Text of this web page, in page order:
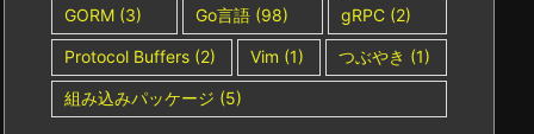
GORM (3) Go言語(98) gRPC (2)
Protocol Buffers (2) Vim (1) つぶやき (1)
組み込みパッケージ (5)